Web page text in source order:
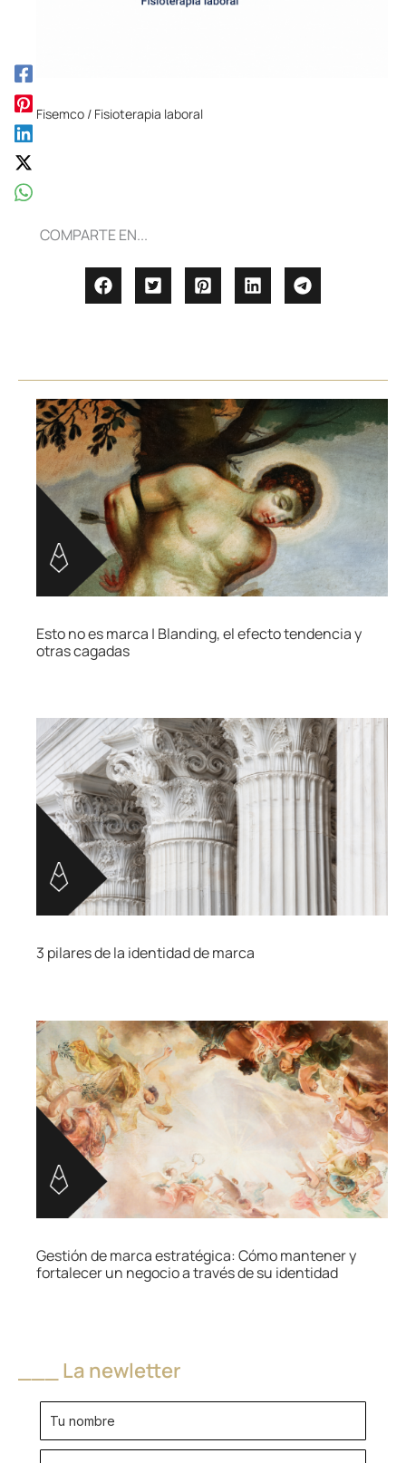
Fisemco / Fisioterapia laboral
COMPARTE EN...
Esto no es marca | Blanding, el efecto tendencia y
otras cagadas
3 pilares de la identidad de marca
Gestión de marca estratégica: Cómo mantener y
fortalecer un negocio a través de su identidad
___ La newletter